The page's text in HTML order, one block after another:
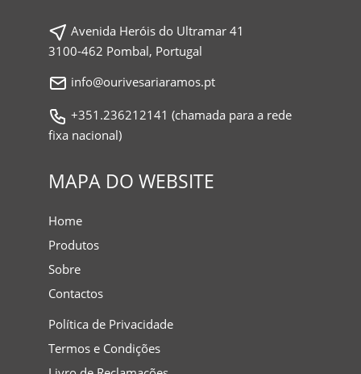
Avenida Heróis do Ultramar 41
3100-462 Pombal, Portugal
info@ourivesariaramos.pt
+351.236212141 (chamada para a rede
fixa nacional)
MAPA DO WEBSITE
Home
Produtos
Sobre
Contactos
Política de Privacidade
Termos e Condições